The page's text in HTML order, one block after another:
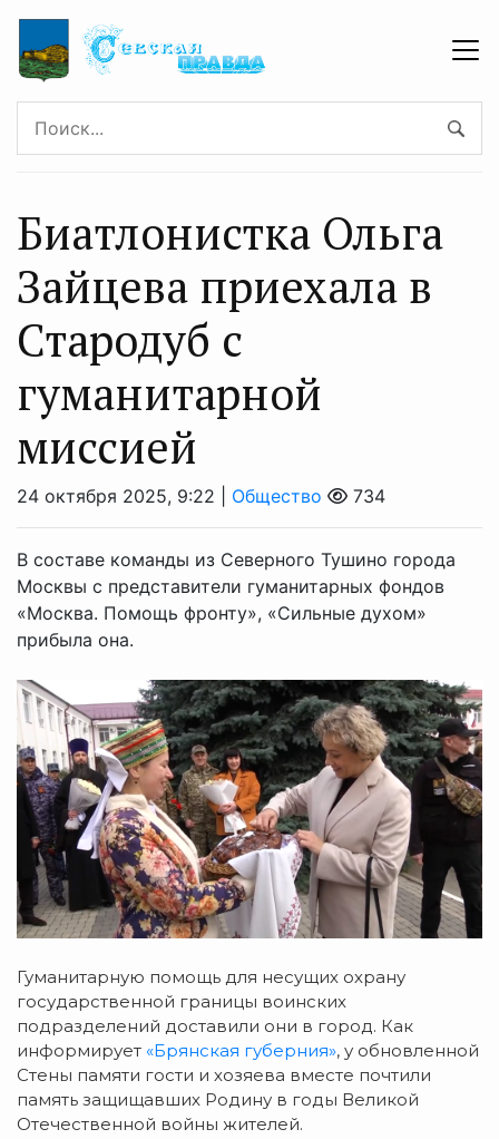
Биатлонистка Ольга
Зайцева приехала в
Стародуб с
гуманитарной
миссией
24 октября 2025, 9:22 | Общество 734
В составе команды из Северного Тушино города
Москвы с представители гуманитарных фондов
«Москва. Помощь фронту», «Сильные духом»
прибыла она.
Гуманитарную помощь для несущих охрану
государственной границы воинских
подразделений доставили они в город. Как
информирует «Брянская губерния», у обновленной
Стены памяти гости и хозяева вместе почтили
память защищавших Родину в годы Великой
Отечественной войны жителей.